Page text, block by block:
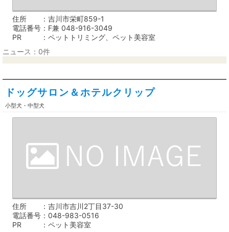
住所
吉川市栄町859-1
電話番号
F兼 048-916-3049
PR
ペットトリミング、ペット美容室
ニュース：0件
ドッグサロン＆ホテルクリップ
小型犬・中型犬
住所
吉川市吉川2丁目37-30
電話番号
048-983-0516
PR
ペット美容室